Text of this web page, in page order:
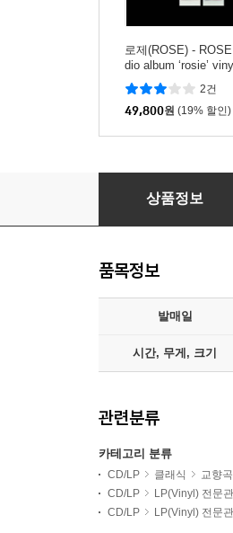
로제(ROSE) -
dio album ‘rosie’
rehollie edition red) [
러 LP]
2건
49,800원 (19% 할인)
Bernard Haitink 말
상품정보
품목정보
발매일
시간, 무게, 크기
관련분류
카테고리 분류
CD/LP 클래식 교향곡
CD/LP
LP(Vinyl) 전문관
CD/LP
LP(Vinyl) 전문관